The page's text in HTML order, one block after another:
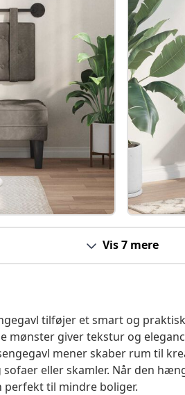
Vis 7 mere
tilføjer et smart og
mønster giver tekstur og
mener skaber rum til
eller skamler. Når den
perfekt til mindre boliger.